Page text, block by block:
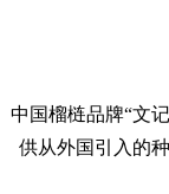
中国榴梿品牌“文
供从外国引入的